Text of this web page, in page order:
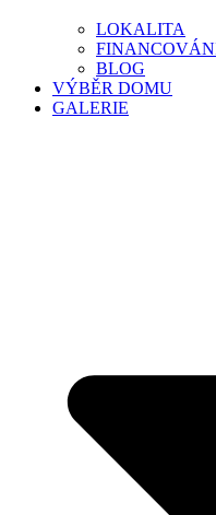
LOKALITA
BLOG
VÝBĚR DOMU
GALERIE